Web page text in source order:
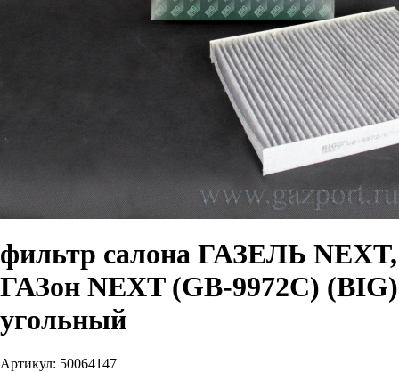
фильтр салона ГАЗЕЛЬ NEXT,
ГАЗон NEXT (GB-9972С) (BIG)
угольный
Артикул: 50064147